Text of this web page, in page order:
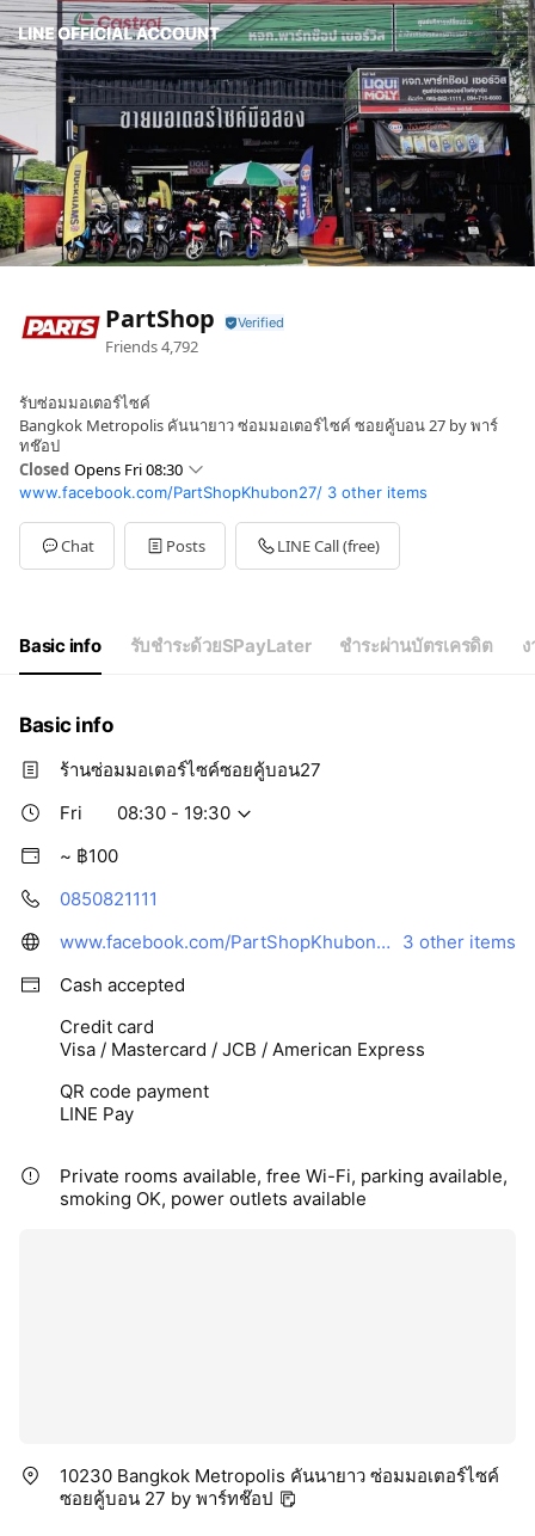
PartShop
Friends4,792
รับซ่อมมอเตอร์ไซค์
Bangkok Metropolis คันนายาว ซ่อมมอเตอร์ไซค์ ซอยคู้บอน 27 by พาร์
ทช๊อป
Closed Opens Fri 08:30
Sun08:30 - 19:30
Mon08:30 - 19:30
Tue08:30 - 19:30
Wed08:30 - 19:30
08:30 - 19:30
www.facebook.com/PartShopKhubon27/ 3 other items
Chat Posts LINE Call (free)
Basic info รับชำระด้วยSPayLater ชำระผ่านบัตรเครดิต
Basic info
ร้านซ่อมมอเตอร์ไซค์ซอยคู้บอน27
Fri
08:30 - 19:30
~ ฿100
0850821111
www.facebook.com/PartShopKhubon27/
3 other items
Cash accepted
Credit card
Visa / Mastercard / JCB / American Express
QR code payment
LINE Pay
Private rooms available, free Wi-Fi, parking available,
smoking OK, power outlets available
10230 Bangkok Metropolis คันนายาว ซ่อมมอเตอร์ไซค์
ซอยคู้บอน 27 by พาร์ทช๊อป